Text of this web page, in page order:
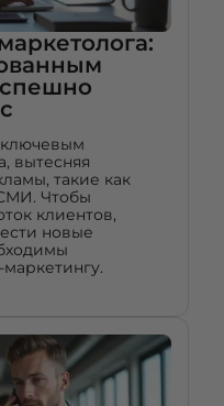
ключевым
вытесняя
такие как
Чтобы
клиентов,
новые